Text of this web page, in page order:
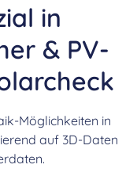
in
& PV-
Möglichkeiten in
auf 3D-Daten